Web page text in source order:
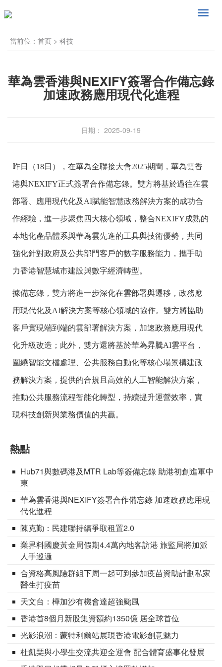
频
當前位： 首页 > 科技
華為雲香港與NEXIFY簽署合作備忘錄
加速政務應用現代化進程
日期： 2025-09-19
昨日（18日），在華為全聯接大會2025期間，華為雲香
港與NEXIFY正式簽署合作備忘錄。雙方將基於過往在雲
部署、應用現代化及AI賦能智慧政務解決方案的成功合
作經驗，進一步聚焦四大核心領域，整合NEXIFY成熟的
本地化產品體系與華為雲先進的工具與技術優勢，共同
強化針對政府及公共部門客戶的數字服務能力，攜手助
力香港智慧城市建設與數字經濟轉型。
據備忘錄，雙方將進一步深化在雲部署與遷移，政務應
用現代化及AI解決方案等核心領域的協作。雙方將協助
客戶實現端到端的雲部署解決方案，加速政務應用現代
化升級改造；此外，雙方還將基於華為昇騰AI雲平台，
圍繞智能文檔處理、公共服務自動化等核心場景構建政
務解決方案，提供的合規且高效的人工智能解決方案，
推動公共服務流程智能化轉型，持續提升運營效率，實
現科技創新與業務價值的共贏。
熱點
Hub71與數碼港及MTR Lab等簽備忘錄 助港初創進軍中
東
華為雲香港與NEXIFY簽署合作備忘錄 加速政務應用現
代化進程
陳克勤：民建聯持續爭取租置2.0
業界料國慶黃金周假期4.4萬內地客訪港 旅監局將加派
人手巡邏
合資格高風險群組下周一起可到參加疫苗資助計劃私家
醫生打疫苗
天文台：樺加沙有機會達超強颱風
香港首8個月新股集資額約1350億 居全球首位
光影浪潮：蒙特利爾站展現香港電影創意魅力
杜凱琹與小學生交流共迎全運會 配合體育盛事化發展